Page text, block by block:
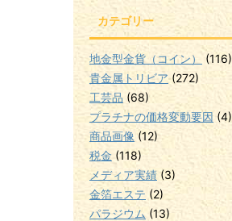
カテゴリー
地金型金貨（コイン）
(116)
貴金属トリビア(272)
工芸品 (68)
プラチナの価格変動要因 (4)
商品画像 (12)
税金 (118)
メディア実績 (3)
金箔エステ (2)
パラジウム (13)